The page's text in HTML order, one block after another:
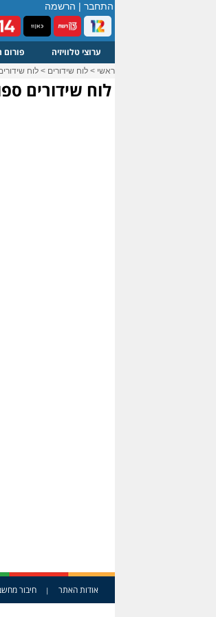
התחבר | הרשמה
ערוצי טלוויזיה
ראשי > לוח שידורים > לוח שידורים
לוח שידורים ספורט 5
אודות האתר | חיבור